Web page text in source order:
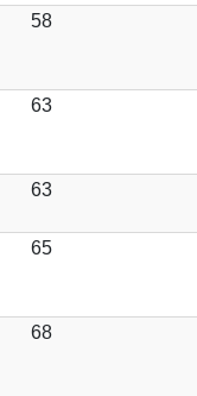
58
63
63
65
68